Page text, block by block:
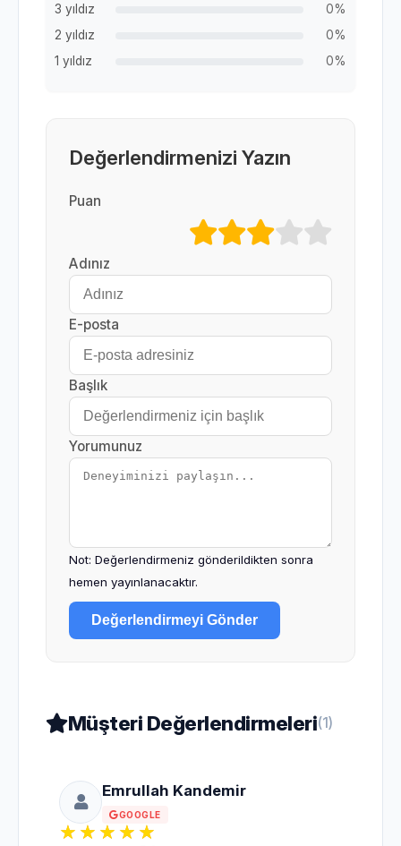
3 yıldız
0%
2 yıldız
0%
1 yıldız
0%
Değerlendirmenizi Yazın
Puan
Adınız
E-posta
Başlık
Yorumunuz
Not: Değerlendirmeniz gönderildikten sonra
hemen yayınlanacaktır.
Değerlendirmeyi Gönder
Müşteri Değerlendirmeleri(1)
Emrullah Kandemir
GOOGLE